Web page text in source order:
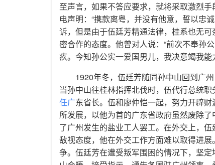
至声言，如果不答应要求，就将采取激烈
电声明：“携款离粤，并没有他意，誓以忠
诉，但是由于伍廷芳精通法律，桂系也无
密合作的态度。他曾对人说：“前次不奉孙
疚。今知孙公实一爱国男儿，我决意竭我能
1920年冬，伍廷芳随同孙中山回到广
当孙中山往桂林指挥北伐时，伍代行总统
任广东省长。伍和廖仲恺一起，努力开辟
所发展，以他为首的广东省政府虽然废除
了广州发生的盐业工人罢工。在外交上，
敌视态度，他在外交工作方面难以取得进
争。伍廷芳在遭受叛军围困的情况下，坚